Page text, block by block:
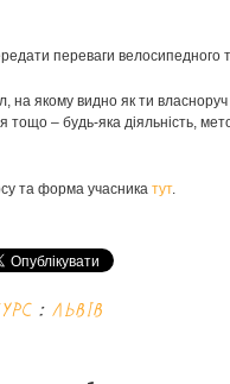
переваги велосипедного
на якому видно як ти
тощо – будь-яка діяльність,
та форма учасника тут.
: львів